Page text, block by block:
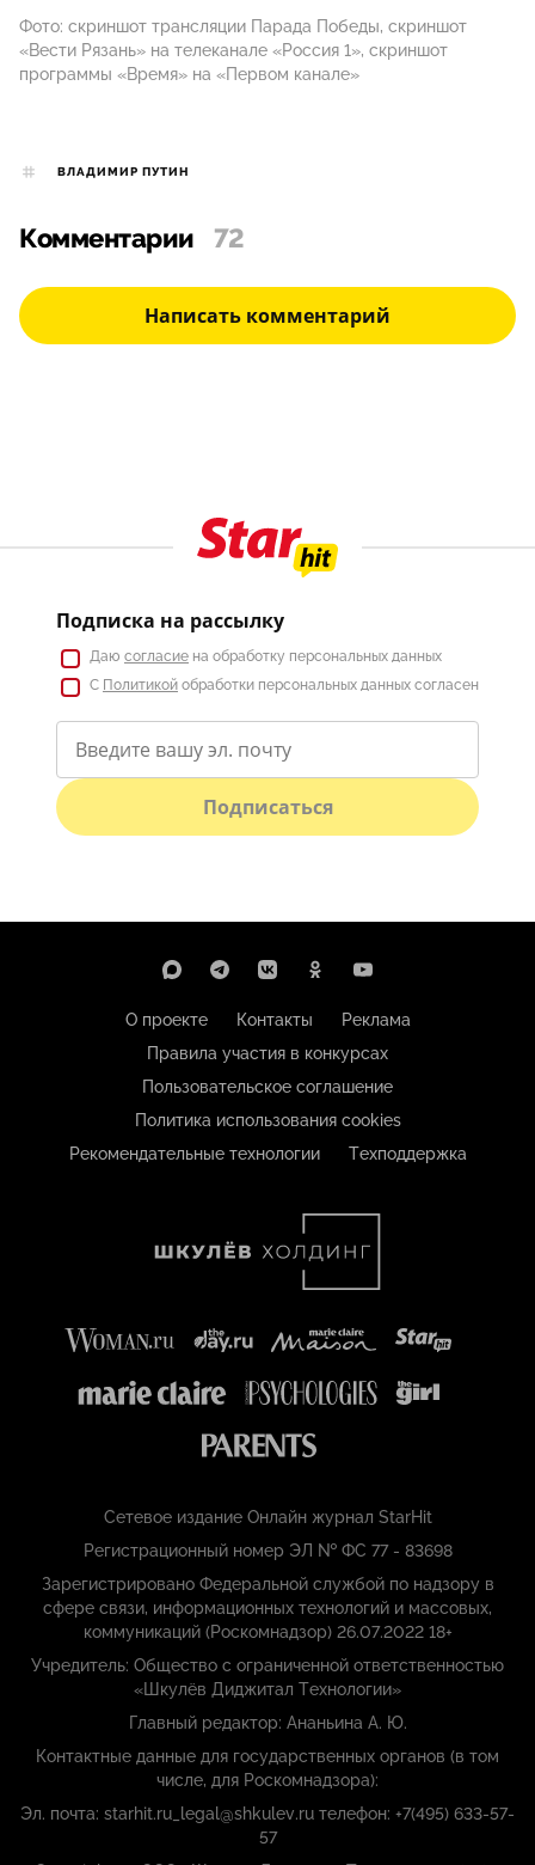
Фото: скриншот трансляции Парада Победы, скриншот
«Вести Рязань» на телеканале «Россия 1», скриншот
программы «Время» на «Первом канале»
ВЛАДИМИР ПУТИН
Комментарии 72
Написать комментарий
Подписка на рассылку
Даю согласие на обработку персональных данных
С Политикой обработки персональных данных согласен
Подписаться
О проекте Контакты
Реклама
Правила участия в конкурсах
Пользовательское соглашение
Политика использования cookies
Рекомендательные технологии
Техподдержка
Сетевое издание Онлайн журнал StarHit
Регистрационный номер ЭЛ № ФС 77 - 83698
Зарегистрировано Федеральной службой по надзору в
сфере связи, информационных технологий и массовых,
коммуникаций (Роскомнадзор) 26.07.2022 18+
Учредитель: Общество с ограниченной ответственностью
«Шкулёв Диджитал Технологии»
Главный редактор: Ананьина А. Ю.
Контактные данные для государственных органов (в том
числе, для Роскомнадзора):
Эл. почта: starhit.ru_legal@shkulev.ru телефон: +7(495) 633-57-
57